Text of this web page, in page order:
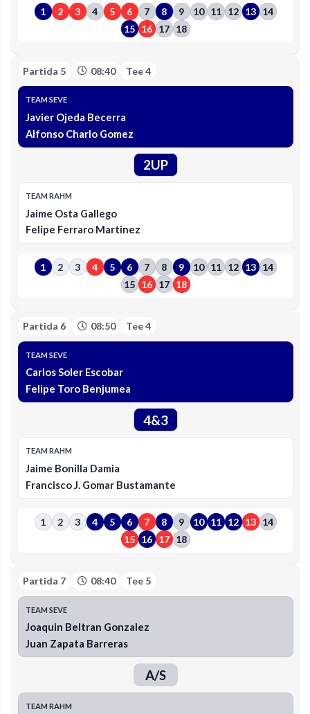
1 2 3 4 5 6 7 8 9 10 11 12 13 14
15 16 17 18
Partida 5 08:40 Tee 4
TEAM SEVE
Javier Ojeda Becerra
Alfonso Charlo Gomez
2UP
TEAM RAHM
Jaime Osta Gallego
Felipe Ferraro Martinez
1 2 3 4 5 6 7 8 9 10 11 12 13 14
15 16 17 18
Partida 6 08:50 Tee 4
TEAM SEVE
Carlos Soler Escobar
Felipe Toro Benjumea
4&3
TEAM RAHM
Jaime Bonilla Damia
Francisco J. Gomar Bustamante
1 2 3 4 5 6 7 8 9 10 11 12 13 14
15 16 17 18
Partida 7 08:40 Tee 5
TEAM SEVE
Joaquin Beltran Gonzalez
Juan Zapata Barreras
A/S
TEAM RAHM